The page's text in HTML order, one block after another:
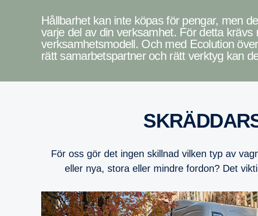
Hållbarhet kan inte köpas för pengar, men den kan lånas – från framtida generationer. Eller så kan den förtjänas – från
varje del av din verksamhet. För detta
verksamhetsmodell. Och med Ecolution
rätt samarbetspartner och rätt verktyg kan
För oss gör det ingen skillnad vilken typ av
eller nya, stora eller mindre fordon? Det